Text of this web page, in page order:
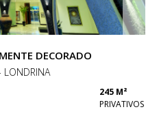
DECORADO
LONDRINA
245 M²
PRIVATIVOS